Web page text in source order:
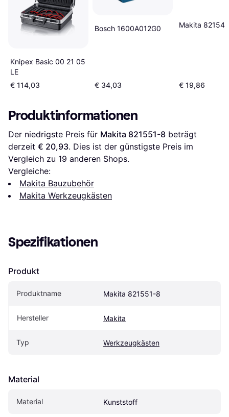
Knipex Basic 00 21 05
LE
€ 114,03
Bosch 1600A012G0
€ 34,03
Makita
€ 19,86
Produktinformationen
Der niedrigste Preis für Makita ‎821551-8 beträgt
derzeit € 20,93. Dies ist der günstigste Preis im
Vergleich zu 19 anderen Shops.
Vergleiche:
Makita Bauzubehör
Makita Werkzeugkästen
Spezifikationen
Produkt
Produktname Makita ‎821551-8
Hersteller Makita
Typ Werkzeugkästen
Material
Material Kunststoff